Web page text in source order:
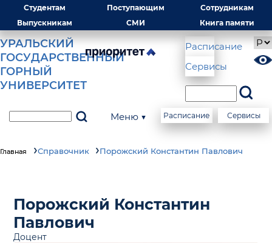
Студентам Поступающим
Сотрудникам
Выпускникам
СМИ Книга памяти
УРАЛЬСКИЙ
ГОСУДАРСТВЕННЫЙ
ГОРНЫЙ
УНИВЕРСИТЕТ
Расписание
Сервисы
Меню ▼ Расписание Сервисы
Главная Справочник Порожский Константин Павлович
Порожский Константин
Павлович
Доцент